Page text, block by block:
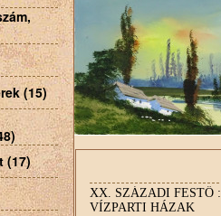
(15)
(17)
XX. SZÁZADI FESTŐ :
VÍZPARTI HÁZAK